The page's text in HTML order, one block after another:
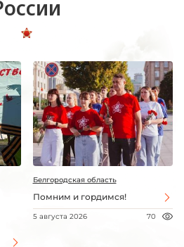
Белгородская область
Помним и гордимся!
5 августа 2026 70